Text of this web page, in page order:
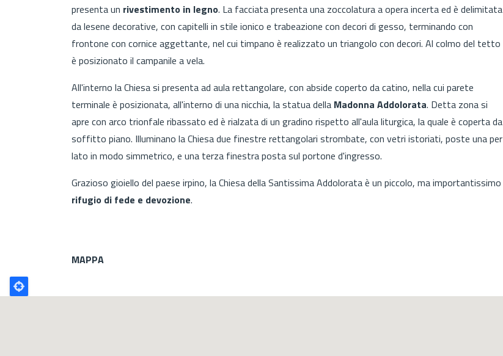
presenta un rivestimento in legno. La facciata presenta una zoccolatura a opera incerta ed è delimitata
da lesene decorative, con capitelli in stile ionico e trabeazione con decori di gesso, terminando con
frontone con cornice aggettante, nel cui timpano è realizzato un triangolo con decori. Al colmo del tetto
è posizionato il campanile a vela.
All'interno la Chiesa si presenta ad aula rettangolare, con abside coperto da catino, nella cui parete
terminale è posizionata, all'interno di una nicchia, la statua della Madonna Addolorata. Detta zona si
apre con arco trionfale ribassato ed è rialzata di un gradino rispetto all'aula liturgica, la quale è coperta da
soffitto piano. Illuminano la Chiesa due finestre rettangolari strombate, con vetri istoriati, poste una per
lato in modo simmetrico, e una terza finestra posta sul portone d'ingresso.
Grazioso gioiello del paese irpino, la Chiesa della Santissima Addolorata è un piccolo, ma importantissimo
rifugio di fede e devozione.
MAPPA
Poligono
GEO